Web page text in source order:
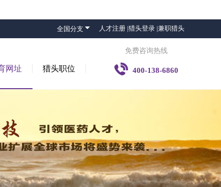
全国分支  人才注册 |猎头登录 |兼职猎头
网址 猎头职位
免费咨询热线
 400-138-6860